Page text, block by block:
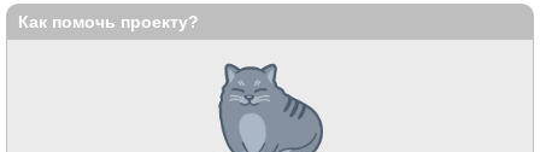
Как помочь проекту?